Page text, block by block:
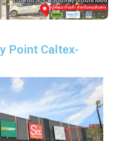
Point Caltex-